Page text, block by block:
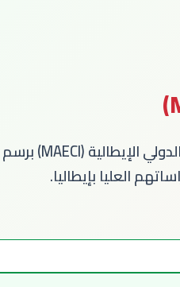
إعلان رسمي عن فتح باب الترشيح لبرنامج منح وزارة الشؤون الخارجية والتعاون الدولي الإيطالية (MAECI) برسم